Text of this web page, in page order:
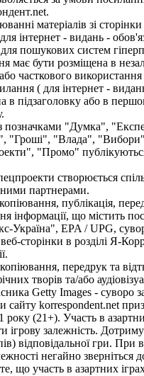
матеріалів зі
для інтернет - видань -
для пошукових систем
має бути розміщена в
часткового використання
( для інтернет -
в підзаголовку або в
позначками "Думка",
"Гроші", "Влада",
"Промо"
створюється
партнерами.
публікація,
інформації, що містить
Україна", EPA / UPG,
сторінки в розділі Я-
передрук та
творів та/або
Getty Images - суворо
сайту korrespondent.net
року (21+). Участь в
ігрову залежність.
відповідальної гри. При
негайно зверніться
що участь в азартних